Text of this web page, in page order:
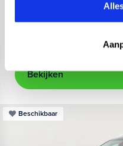
17" Lichtmetalen Velgen
Kopen
Bekijken
Beschikbaar